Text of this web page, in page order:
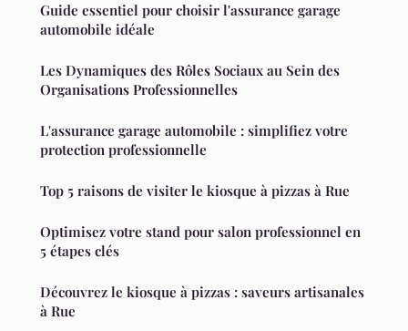
Guide essentiel pour choisir l'assurance garage
automobile idéale
Les Dynamiques des Rôles Sociaux au Sein des
Organisations Professionnelles
L'assurance garage automobile : simplifiez votre
protection professionnelle
Top 5 raisons de visiter le kiosque à pizzas à Rue
Optimisez votre stand pour salon professionnel en
5 étapes clés
Découvrez le kiosque à pizzas : saveurs artisanales
à Rue